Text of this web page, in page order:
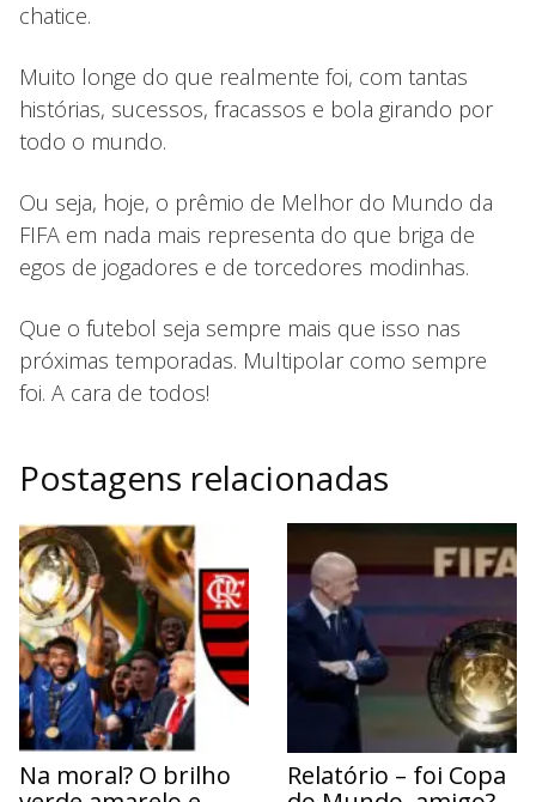
chatice.
Muito longe do que realmente foi, com tantas
histórias, sucessos, fracassos e bola girando por
todo o mundo.
Ou seja, hoje, o prêmio de Melhor do Mundo da
FIFA em nada mais representa do que briga de
egos de jogadores e de torcedores modinhas.
Que o futebol seja sempre mais que isso nas
próximas temporadas. Multipolar como sempre
foi. A cara de todos!
Postagens relacionadas
Na moral? O brilho
Relatório – foi Copa